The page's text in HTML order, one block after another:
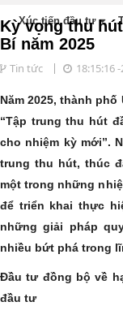
Xúc tiến đầu tư
Kỳ vọng thu
Bí năm 2025
Tin tức 18:15:16
Năm 2025, thành
“Tập trung thu hút
cho nhiệm kỳ mới”.
trung thu hút, thúc
một trong những
để triển khai thực
những giải pháp
nhiều bứt phá trong
Đầu tư đồng bộ về
đầu tư